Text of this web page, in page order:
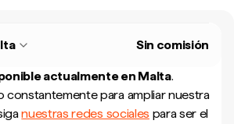
Sin comisión
actualmente en Malta.
constantemente para ampliar nuestra
nuestras redes sociales para ser el